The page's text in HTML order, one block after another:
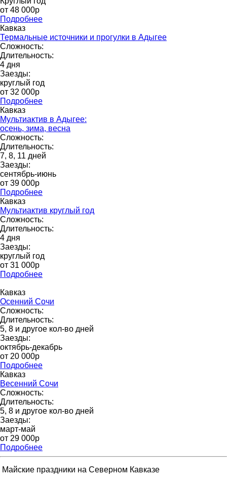
от 48 000p
Подробнее
Кавказ
Термальные источники и прогулки в Адыгее
Сложность:
Длительность:
4 дня
Заезды:
круглый год
от 32 000p
Подробнее
Кавказ
Мультиактив в Адыгее:
осень, зима, весна
Сложность:
Длительность:
7, 8, 11 дней
Заезды:
сентябрь-июнь
от 39 000p
Подробнее
Кавказ
Мультиактив круглый год
Сложность:
Длительность:
4 дня
Заезды:
круглый год
от 31 000p
Подробнее
Кавказ
Осенний Сочи
Сложность:
Длительность:
5, 8 и другое кол-во дней
Заезды:
октябрь-декабрь
от 20 000p
Подробнее
Кавказ
Весенний Сочи
Сложность:
Длительность:
5, 8 и другое кол-во дней
Заезды:
март-май
от 29 000p
Подробнее
Майские праздники на Северном Кавказе